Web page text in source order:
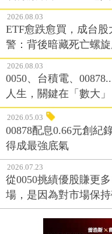
2026.08.03
ETF愈跌愈買，成台
警：背後暗藏死亡螺
2026.08.03
0050、台積電、
人生，關鍵在「數大」
2026.05.03
00878配息0.66元創紀
得成最強底氣
2026.07.23
從0050挑績優股賺更
場，是因為對市場保持